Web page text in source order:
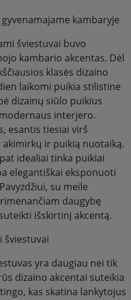
kambaryje
šviestuvai buvo
kambario akcentas. Dėl
klasės dizaino
laikomi puikia stilistine
dizainų siūlo puikius
interjero.
esantis tiesiai virš
ir puikią nuotaiką.
idealiai tinka puikiai
elegantiškai eksponuoti
su meile
daugybę
išskirtinį akcentą.
šviestuvai
yra daugiau nei tik
dizaino akcentai suteikia
kas skatina lankytojus